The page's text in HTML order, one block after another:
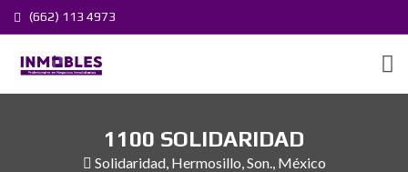
(662) 113 4973
1100 SOLIDARIDAD
Solidaridad, Hermosillo, Son., México